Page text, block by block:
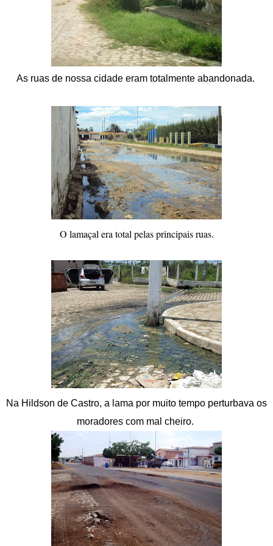
As ruas de nossa cidade eram totalmente abandonada.
O lamaçal era total pelas principais ruas.
Na Hildson de Castro, a lama por muito tempo perturbava os
moradores com mal cheiro.